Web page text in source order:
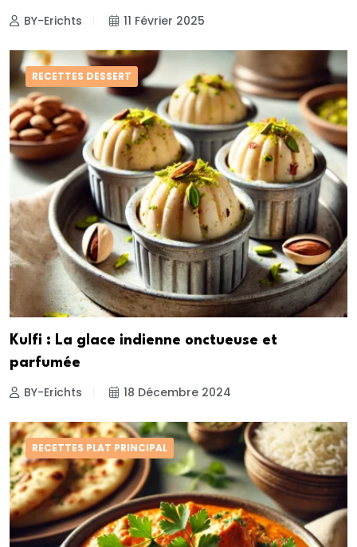
BY-Erichts 11 Février 2025
RECETTES DESSERT
Kulfi : La glace indienne onctueuse et
parfumée
BY-Erichts 18 Décembre 2024
RECETTES PLAT PRINCIPAL